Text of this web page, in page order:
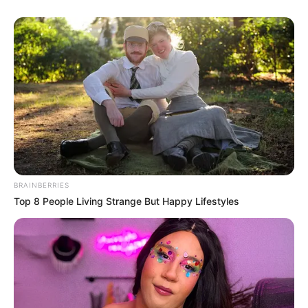
csütörtökön összesen 17 jogi személlyel szemben
hajtottak végre lefoglalásokat és egyéb eljárási
cselekményeket. Az akciók az esti órákban
fejeződtek be, és azokban a Központi Nyomozó
Főügyészség, valamint a Nemzeti Nyomozó Iroda
munkatársai közösen vettek részt. A hatóságok
valamennyi helyszínen jelentős mennyiségű iratot,
dokumentumot és elektronikus adathordozót
foglaltak le. Az ügyész tájékoztatása szerint több
esetben teljes szerverek kerültek hatósági zár alá,
máshol adattároló eszközöket foglaltak le. A
lefoglalt elektronikus adatok mennyisége
meghaladja a 10 terabájtot, ami azt jelenti, hogy a
következő időszakban rendkívül nagy mennyiségű
digitális anyagot kell átvizsgálniuk a nyomozóknak.
BRAINBERRIES
Top 8 People Living Strange But Happy Lifestyles